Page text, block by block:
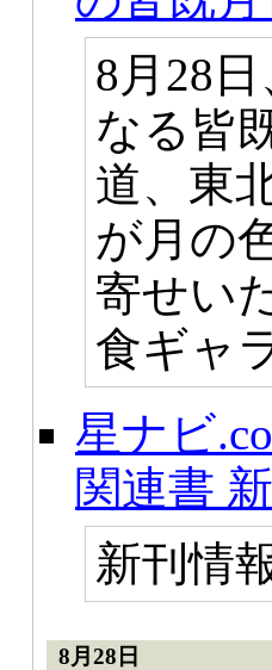
8月28
なる皆
道、東
が月の
寄せい
食ギャ
星ナビ
関連書
新刊情
8月28日